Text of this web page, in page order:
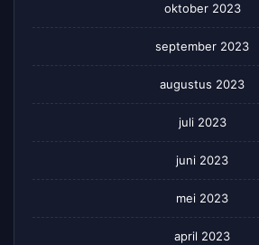
oktober 2023
september 2023
augustus 2023
juli 2023
juni 2023
mei 2023
april 2023